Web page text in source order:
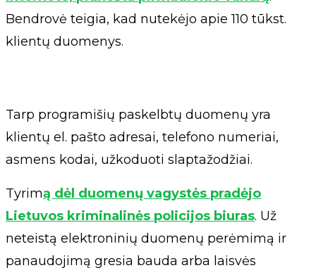
Bendrovė teigia, kad nutekėjo apie 110 tūkst.
klientų duomenys.
Tarp programišių paskelbtų duomenų yra
klientų el. pašto adresai, telefono numeriai,
asmens kodai, užkoduoti slaptažodžiai.
Tyrimą dėl duomenų vagystės pradėjo
Lietuvos kriminalinės policijos biuras. Už
neteistą elektroninių duomenų perėmimą ir
panaudojimą gresia bauda arba laisvės